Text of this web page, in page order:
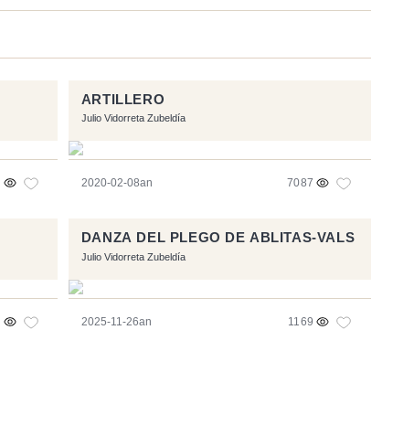
ARTILLERO
Julio Vidorreta Zubeldía
2020-02-08an 7087
DANZA DEL PLEGO DE ABLITAS-VALS
Julio Vidorreta Zubeldía
2025-11-26an 1169